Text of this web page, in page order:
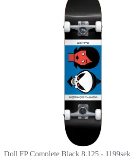
Doll FP Complete Black 8.125 - 1199sek